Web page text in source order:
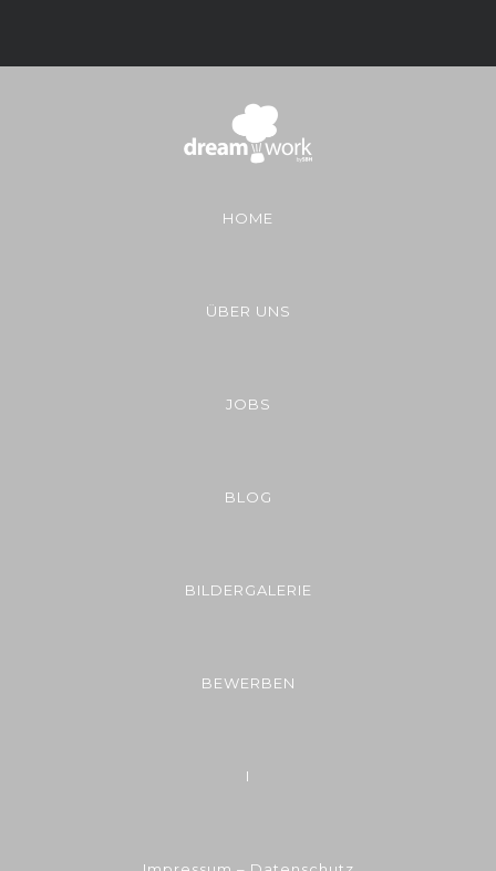
HOME
ÜBER UNS
JOBS
BLOG
BILDERGALERIE
BEWERBEN
I